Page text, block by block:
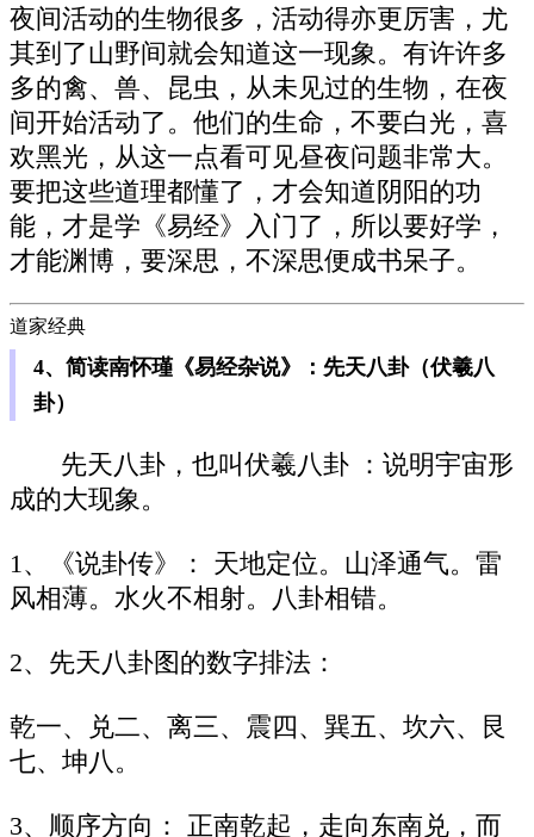
夜间活动的生物很多，活动得亦更厉害，尤
其到了山野间就会知道这一现象。有许许多
多的禽、兽、昆虫，从未见过的生物，在夜
间开始活动了。他们的生命，不要白光，喜
欢黑光，从这一点看可见昼夜问题非常大。
要把这些道理都懂了，才会知道阴阳的功
能，才是学《易经》入门了，所以要好学，
才能渊博，要深思，不深思便成书呆子。
道家经典
4、简读南怀瑾《易经杂说》：先天八卦（伏羲八
卦）
先天八卦，也叫伏羲八卦 ：说明宇宙形
成的大现象。
1、《说卦传》： 天地定位。山泽通气。雷
风相薄。水火不相射。八卦相错。
2、先天八卦图的数字排法：
乾一、兑二、离三、震四、巽五、坎六、艮
七、坤八。
3、顺序方向： 正南乾起，走向东南兑，而